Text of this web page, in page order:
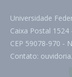
Universidade
Caixa Postal
CEP 59078-970 -
Contato: